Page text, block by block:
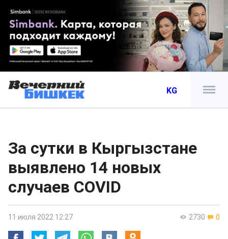
KG
За сутки в Кыргызстане
выявлено 14 новых
случаев COVID
2730 0
11 июля 2022 12:27